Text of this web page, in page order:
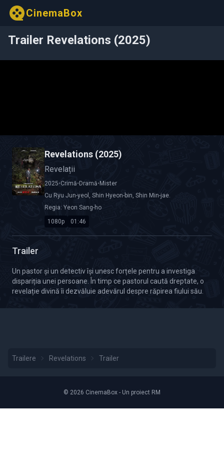
CinemaBox
Trailer Revelations (2025)
Revelations (2025)
Revelații
2025•Crimă• Dramă• Mister
Cu Ryu Jun-yeol , Shin Hyeon-bin, Shin Min-jae.
Regia: Yeon Sang-ho
1080p
Calitate Video: HD 1080p
01:46
Durată: 01:46
Trailer
Un pastor și un detectiv își unesc forțele pentru a investiga
dispariția unei persoane. În timp ce pastorul caută dreptate, o
revelație divină îi dezvăluie adevărul despre răpirea fiului său.
Trailere Revelations Trailer
© 2026 CinemaBox - Un proiect RM